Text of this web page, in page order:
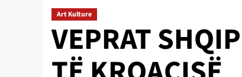
Art Kulture
VEPRAT